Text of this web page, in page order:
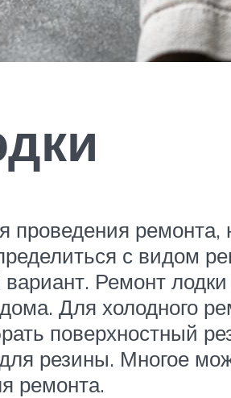
проведения
с видом
Ремонт
Для холодного
поверхностный
резины. Многое
ремонта.